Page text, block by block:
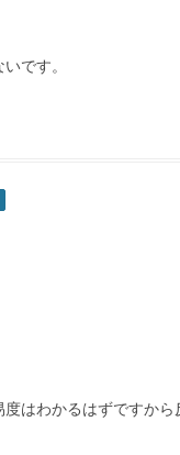
です。
はわかるはずですから